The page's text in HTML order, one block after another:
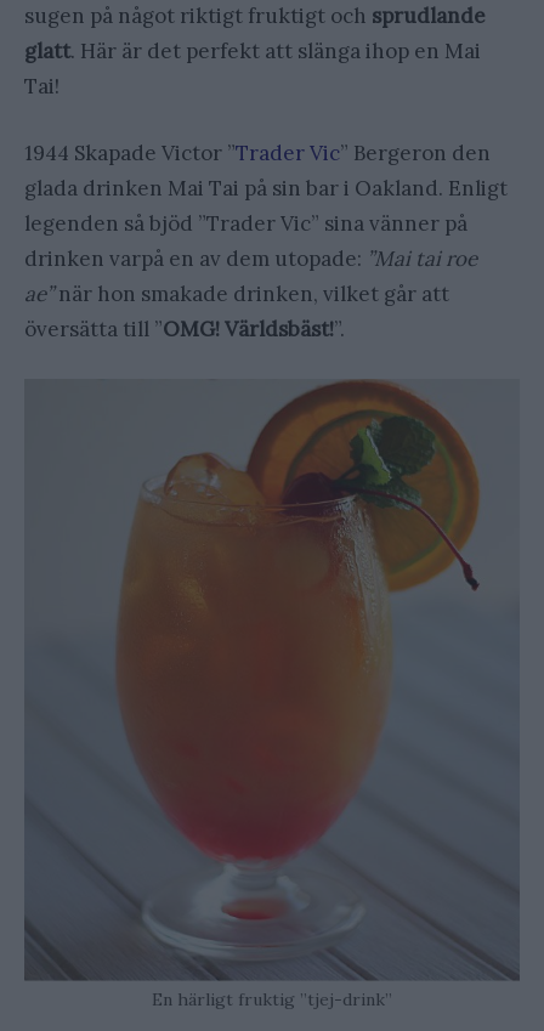
sugen på något riktigt fruktigt och sprudlande
glatt. Här är det perfekt att slänga ihop en Mai
Tai!
1944 Skapade Victor ”Trader Vic” Bergeron den
glada drinken Mai Tai på sin bar i Oakland. Enligt
legenden så bjöd ”Trader Vic” sina vänner på
drinken varpå en av dem utopade: ”Mai tai roe
ae”när hon smakade drinken, vilket går att
översätta till ”OMG! Världsbäst!”.
En härligt fruktig ”tjej-drink”